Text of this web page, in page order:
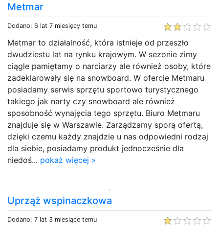
Metmar
Dodano: 6 lat 7 miesięcy temu
Metmar to działalność, która istnieje od przeszło
dwudziestu lat na rynku krajowym. W sezonie zimy
ciągle pamiętamy o narciarzy ale również osoby, które
zadeklarowały się na snowboard. W ofercie Metmaru
posiadamy serwis sprzętu sportowo turystycznego
takiego jak narty czy snowboard ale również
sposobność wynajęcia tego sprzętu. Biuro Metmaru
znajduje się w Warszawie. Zarządzamy sporą ofertą,
dzięki czemu każdy znajdzie u nas odpowiedni rodzaj
dla siebie, posiadamy produkt jednocześnie dla
niedoś... pokaż więcej »
Uprząż wspinaczkowa
Dodano: 7 lat 3 miesiące temu